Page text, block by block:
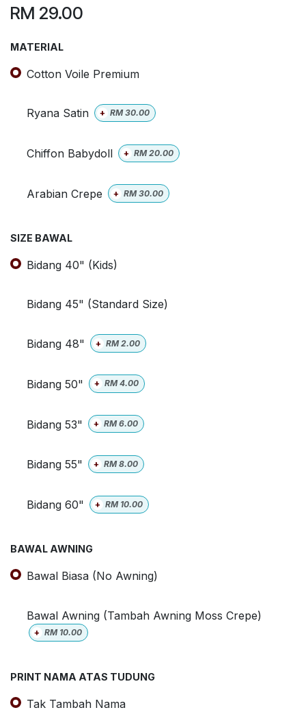
RM 29.00
MATERIAL
Cotton Voile Premium
Ryana Satin + RM30.00
Chiffon Babydoll + RM20.00
Arabian Crepe + RM30.00
SIZE BAWAL
Bidang 40" (Kids)
Bidang 45" (Standard Size)
Bidang 48" + RM2.00
Bidang 50" + RM4.00
Bidang 53" + RM6.00
Bidang 55" + RM8.00
Bidang 60" + RM 10.00
BAWAL AWNING
Bawal Biasa (No Awning)
Bawal Awning (Tambah Awning Moss Crepe)
+ RM 10.00
PRINT NAMA ATAS TUDUNG
Tak Tambah Nama